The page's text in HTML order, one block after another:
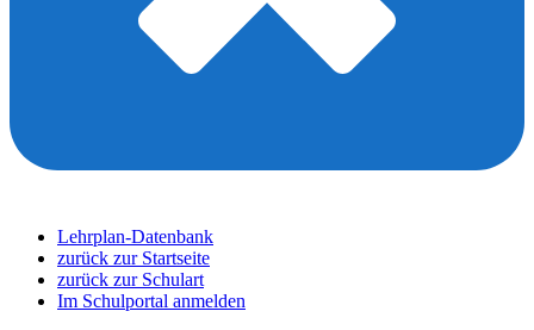
Lehrplan-Datenbank
zurück zur Startseite
zurück zur Schulart
Im Schulportal anmelden